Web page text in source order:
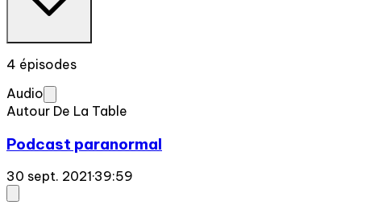
4 épisodes
Audio
Autour De La Table
Podcast paranormal
30 sept. 2021·39:59